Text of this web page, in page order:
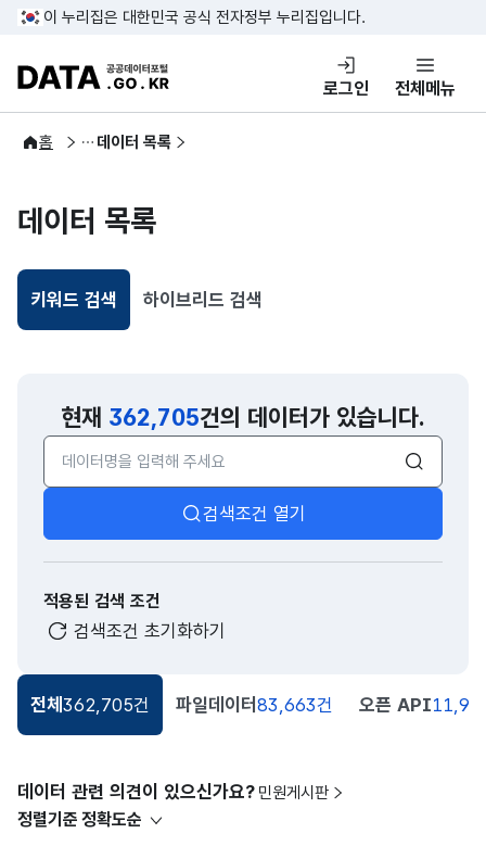
콘텐츠 바로가기
푸터 바로가기
이 누리집은 대한민국 공식 전자정부 누리집입니다.
DATA.GO.KR 공공데이터포털
로그인 전체메뉴
홈
공공데이터 데이터 목록
데이터 목록
키워드 검색
선택됨
하이브리드 검색
현재 362,705건의 데이터가 있습니다.
검색어 입력창
검색
검색조건 열기
적용된 검색 조건
검색조건 초기화하기
전체 362,705건 파일데이터 83,663건 오픈 API
데이터 관련 의견이 있으신가요? 민원게시판
정렬기준 정확도순